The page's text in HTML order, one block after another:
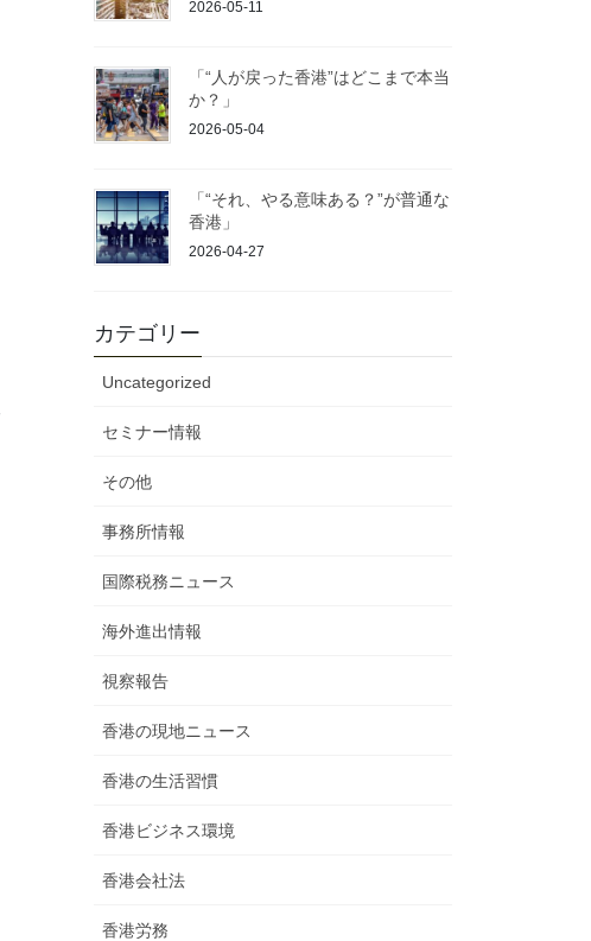
2026-05-11
「“人が戻った香港”はどこまで本当
か？」
2026-05-04
「“それ、やる意味ある？”が普通な
香港」
2026-04-27
カテゴリー
Uncategorized
セミナー情報
その他
事務所情報
国際税務ニュース
海外進出情報
視察報告
香港の現地ニュース
香港の生活習慣
香港ビジネス環境
香港会社法
香港労務